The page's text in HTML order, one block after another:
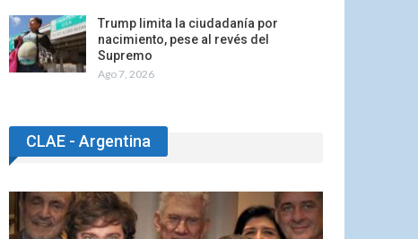
Trump limita la ciudadanía por
nacimiento, pese al revés del
Supremo
Ago 7, 2026
CLAE - Argentina